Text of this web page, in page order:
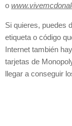
o
Si quieres, puedes
etiqueta o código
Internet también
tarjetas de
llegar a conseguir